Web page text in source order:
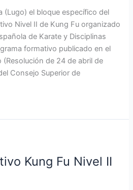
(Lugo) el bloque específico del
Nivel II de Kung Fu organizado
de Karate y Disciplinas
formativo publicado en el
(Resolución de 24 de abril de
Consejo Superior de
Kung Fu Nivel II